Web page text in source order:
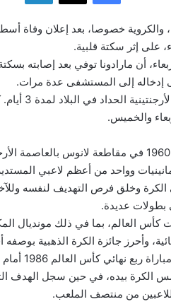
خصوصا، بعد إعلان وفاة
أن مارادونا توفي بعد إصابته
إدخاله إلى المستشفى عدة مرات.
وفي أعقاب
والخميس.
ورأى مارادونا النور يوم 30 أكتوبر 1960 في مقاطعة
وواحد من أعظم لاعبي
وخلق فرص التهديف لنفسه
بطولات عديدة.
وأحرز جائزة الكرة الذهبية
ودخل
الكرة بيده، في حين سجل الهدف